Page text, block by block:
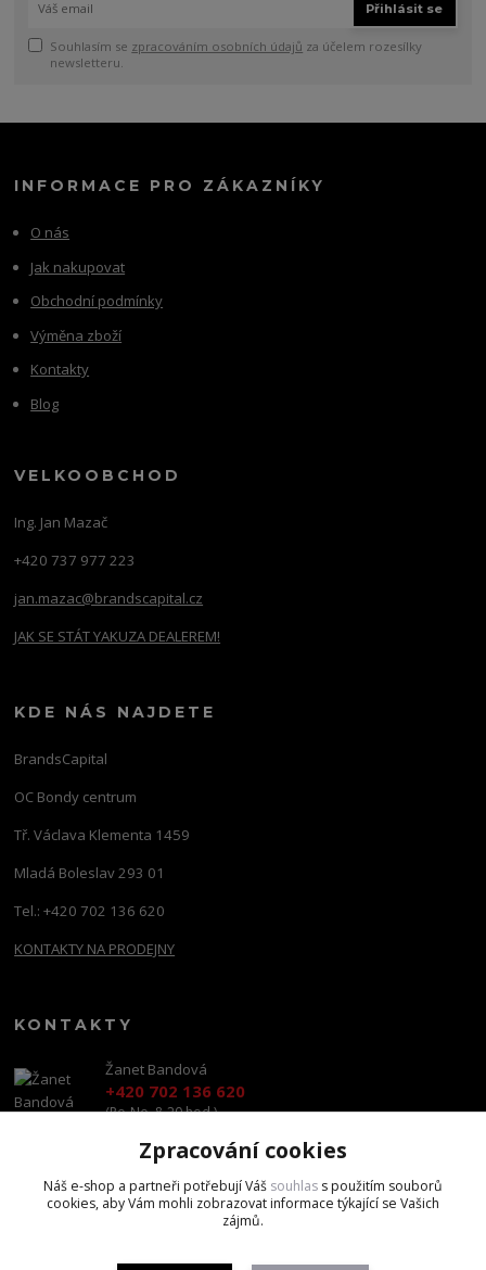
Přihlásit se
Souhlasím se zpracováním osobních údajů za účelem rozesílky
newsletteru.
INFORMACE PRO ZÁKAZNÍKY
O nás
Jak nakupovat
Obchodní podmínky
Výměna zboží
Kontakty
Blog
VELKOOBCHOD
Ing. Jan Mazač
+420 737 977 223
jan.mazac@brandscapital.cz
JAK SE STÁT YAKUZA DEALEREM!
KDE NÁS NAJDETE
BrandsCapital
OC Bondy centrum
Tř. Václava Klementa 1459
Mladá Boleslav 293 01
Tel.: +420 702 136 620
KONTAKTY NA PRODEJNY
KONTAKTY
Žanet Bandová
+420 702 136 620
(Po-Ne, 8-20 hod.)
shop@brandscapital.cz
Zpracování cookies
Náš e-shop a partneři potřebují Váš souhlas s použitím souborů
cookies, aby Vám mohli zobrazovat informace týkající se Vašich
zájmů.